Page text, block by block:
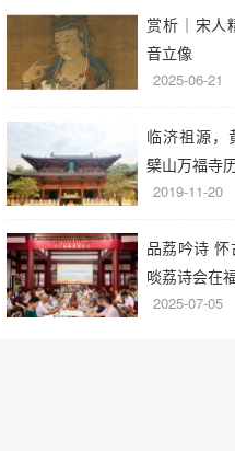
赏析｜宋人
音立像
2025-06-21
临济祖源，
檗山万福寺
2019-11-20
品荔吟诗
啖荔诗会在
2025-07-05